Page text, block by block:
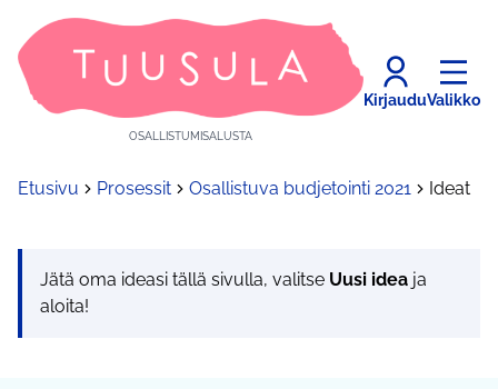
OSALLISTUMISALUSTA
KirjauduValikko
Etusivu Prosessit Osallistuva budjetointi 2021 Ideat
Jätä oma ideasi tällä sivulla, valitse Uusi idea ja
aloita!